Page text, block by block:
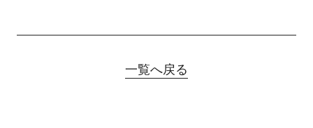
一覧へ戻る